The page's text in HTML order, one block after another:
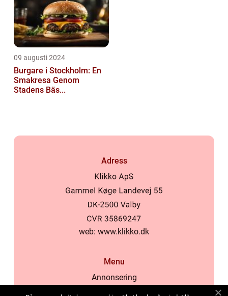
09 augusti 2024
Burgare i Stockholm: En
Smakresa Genom
Stadens Bäs...
Adress
web: www.klikko.dk
Menu
Annonsering